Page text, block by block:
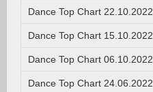
Dance Top Chart 22.10.2022.
Dance Top Chart 15.10.2022.
Dance Top Chart 06.10.2022.
Dance Top Chart 24.06.2022.